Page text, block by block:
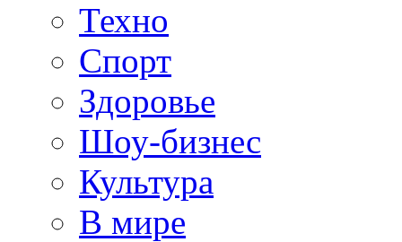
Техно
Спорт
Здоровье
Шоу-бизнес
Культура
В мире